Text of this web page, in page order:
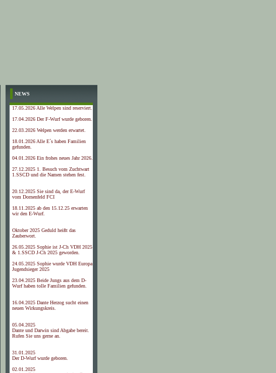
NEWS
17.05.2026 Alle Welpen sind reserviert.
17.04.2026 Der F-Wurf wurde geboren.
22.03.2026 Welpen werden erwartet.
18.01.2026 Alle E´s haben Familien
gefunden.
04.01.2026 Ein frohes neues Jahr 2026.
27.12.2025 1. Besuch vom Zuchtwart
1.SSCD und die Namen stehen fest.
20.12.2025 Sie sind da, der E-Wurf
vom Dornenfeld FCI
18.11.2025 ab den 15.12.25 erwarten
wir den E-Wurf.
Oktober 2025 Geduld heißt das
Zauberwort.
26.05.2025 Sophie ist J-Ch VDH 2025
& 1.SSCD J-Ch 2025 geworden.
24.05.2025 Sophie wurde VDH Europa
Jugendsieger 2025
23.04.2025 Beide Jungs aus dem D-
Wurf haben tolle Familien gefunden.
16.04.2025 Dante Herzog sucht einen
neuen Wirkungskreis.
05.04.2025
Dante und Darwin sind Abgabe bereit.
Rufen Sie uns gerne an.
31.01.2025
Der D-Wurf wurde geboren.
02.01.2025